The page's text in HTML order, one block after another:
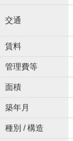
交通
賃料
管理費等
面積
築年月
種別 / 構造